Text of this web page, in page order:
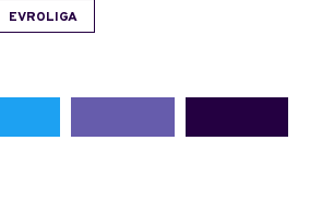
EVROLIGA